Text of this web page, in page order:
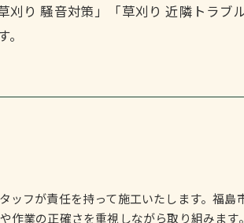
り 騒音対策」「草刈り 近隣トラブ
ッフが責任を持って施工いたします。福